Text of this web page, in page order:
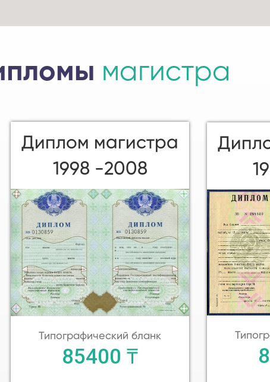
магистра
Диплом магистра
1998 -2008
Типографический бланк
85400 ₸